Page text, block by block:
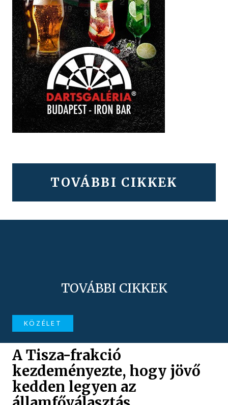
TOVÁBBI CIKKEK
TOVÁBBI CIKKEK
KÖZÉLET
A Tisza-frakció
kezdeményezte, hogy jövő
kedden legyen az